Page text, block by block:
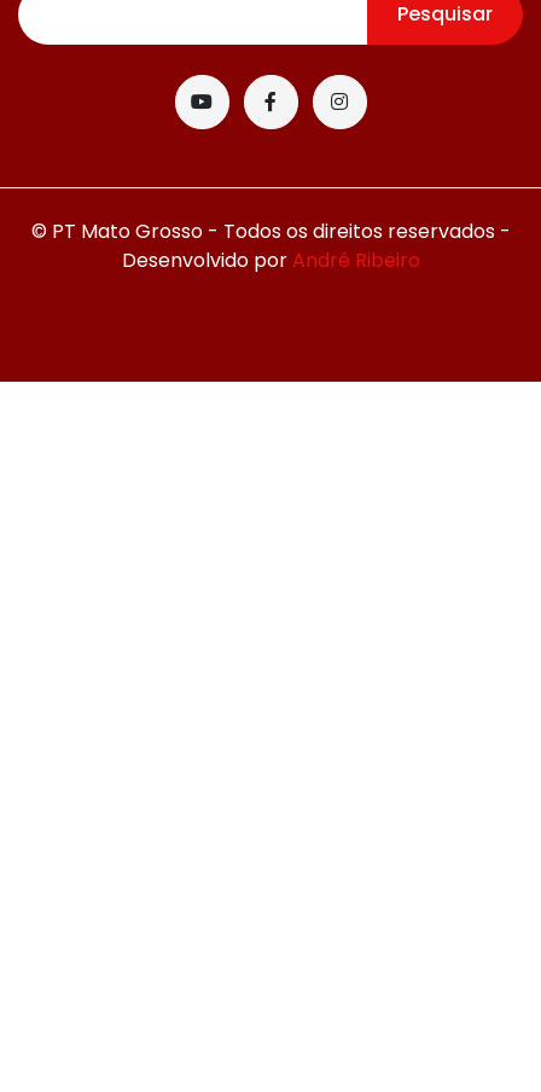
Pesquisar
© PT Mato Grosso - Todos os direitos reservados -
Desenvolvido porAndré Ribeiro